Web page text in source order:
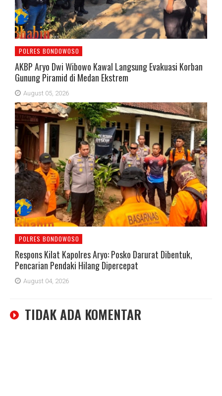
POLRES BONDOWOSO
AKBP Aryo Dwi Wibowo Kawal Langsung Evakuasi Korban
Gunung Piramid di Medan Ekstrem
August 05, 2026
POLRES BONDOWOSO
Respons Kilat Kapolres Aryo: Posko Darurat Dibentuk,
Pencarian Pendaki Hilang Dipercepat
August 04, 2026
TIDAK ADA KOMENTAR